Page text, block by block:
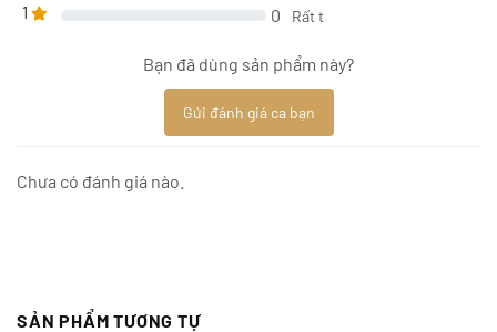
1 0 Rất t
Bạn đã dùng sản phẩm này?
Gửi đánh giá ca bạn
Chưa có đánh giá nào.
SẢN PHẨM TƯƠNG TỰ